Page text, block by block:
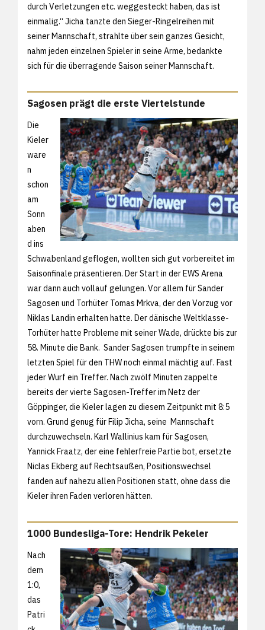
durch Verletzungen etc. weggesteckt haben, das ist
einmalig.“ Jicha tanzte den Sieger-Ringelreihen mit
seiner Mannschaft, strahlte über sein ganzes Gesicht,
nahm jeden einzelnen Spieler in seine Arme, bedankte
sich für die überragende Saison seiner Mannschaft.
Sagosen prägt die erste Viertelstunde
Die
Kieler
ware
n
schon
am
Sonn
aben
d ins
Schwabenland geflogen, wollten sich gut vorbereitet im
Saisonfinale präsentieren. Der Start in der EWS Arena
war dann auch vollauf gelungen. Vor allem für Sander
Sagosen und Torhüter Tomas Mrkva, der den Vorzug vor
Niklas Landin erhalten hatte. Der dänische Weltklasse-
Torhüter hatte Probleme mit seiner Wade, drückte bis zur
58. Minute die Bank. Sander Sagosen trumpfte in seinem
letzten Spiel für den THW noch einmal mächtig auf. Fast
jeder Wurf ein Treffer. Nach zwölf Minuten zappelte
bereits der vierte Sagosen-Treffer im Netz der
Göppinger, die Kieler lagen zu diesem Zeitpunkt mit 8:5
vorn. Grund genug für Filip Jicha, seine Mannschaft
durchzuwechseln. Karl Wallinius kam für Sagosen,
Yannick Fraatz, der eine fehlerfreie Partie bot, ersetzte
Niclas Ekberg auf Rechtsaußen, Positionswechsel
fanden auf nahezu allen Positionen statt, ohne dass die
Kieler ihren Faden verloren hätten.
1000 Bundesliga-Tore: Hendrik Pekeler
Nach
dem
1:0,
das
Patri